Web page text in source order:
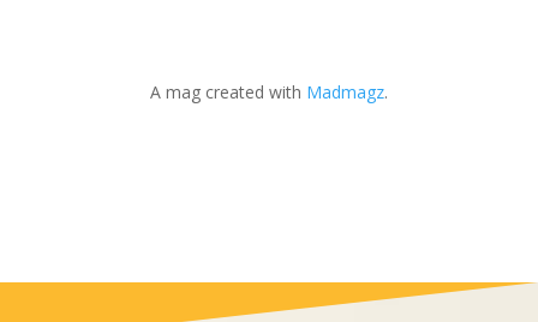
A mag created with Madmagz.